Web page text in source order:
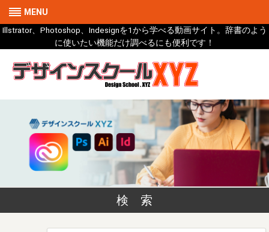
MENU
Illstrator、Photoshop、Indesignを1から学べる動画サイト。辞書のよう
に使いたい機能だけ調べるにも便利です！
検 索